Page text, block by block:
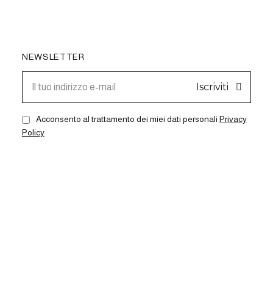
NEWSLETTER
Iscriviti
Acconsento al trattamento dei miei dati personali Privacy
Policy